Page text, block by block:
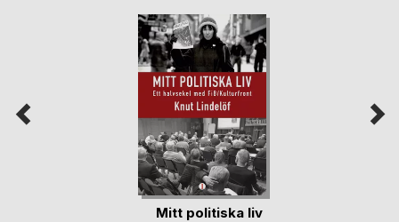
Mitt politiska liv